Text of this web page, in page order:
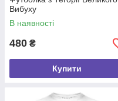
Вибуху
В наявності
480 ₴
Купити